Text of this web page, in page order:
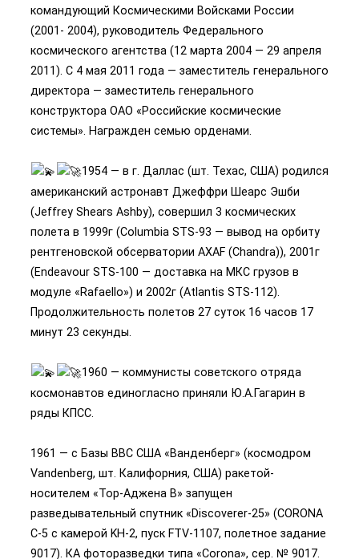
командующий Космическими Войсками России
(2001- 2004), руководитель Федерального
космического агентства (12 марта 2004 — 29 апреля
2011). С 4 мая 2011 года — заместитель генерального
директора — заместитель генерального
конструктора ОАО «Российские космические
системы». Награжден семью орденами.
1954 — в г. Даллас (шт. Техас, США) родился
американский астронавт Джеффри Шеарс Эшби
(Jeffrey Shears Ashby), совершил 3 космических
полета в 1999г (Columbia STS-93 — вывод на орбиту
рентгеновской обсерватории AXAF (Chandra)), 2001г
(Endeavour STS-100 — доставка на МКС грузов в
модуле «Rafaello») и 2002г (Atlantis STS-112).
Продолжительность полетов 27 суток 16 часов 17
минут 23 секунды.
1960 — коммунисты советского отряда
космонавтов единогласно приняли Ю.А.Гагарин в
ряды КПСС.
1961 — с Базы ВВС США «Ванденберг» (космодром
Vandenberg, шт. Калифорния, США) ракетой-
носителем «Тор-Аджена B» запущен
разведывательный спутник «Discoverer-25» (CORONA
C-5 с камерой KH-2, пуск FTV-1107, полетное задание
9017). КА фоторазведки типа «Corona», сер. № 9017.